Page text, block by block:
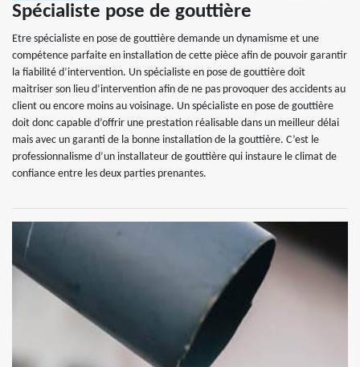
Spécialiste pose de gouttière
Etre spécialiste en pose de gouttière demande un dynamisme et une
compétence parfaite en installation de cette pièce afin de pouvoir garantir
la fiabilité d’intervention. Un spécialiste en pose de gouttière doit
maitriser son lieu d’intervention afin de ne pas provoquer des accidents au
client ou encore moins au voisinage. Un spécialiste en pose de gouttière
doit donc capable d’offrir une prestation réalisable dans un meilleur délai
mais avec un garanti de la bonne installation de la gouttière. C’est le
professionnalisme d’un installateur de gouttière qui instaure le climat de
confiance entre les deux parties prenantes.